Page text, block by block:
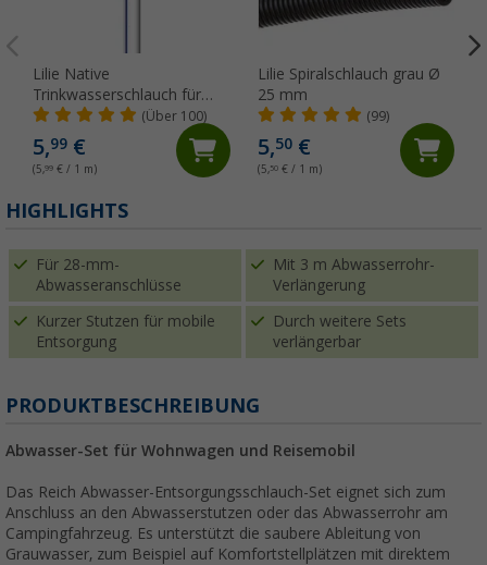
Lilie Native
Trinkwasserschlauch für
Kaltwasser 10x15 mm
(Meterware)
(Über 100)
5,99 €
(5,99 € / 1 m)
Lilie Spiralschlauch grau Ø
25 mm
(99)
5,50€
(5,50€ / 1 m)
HIGHLIGHTS
Für 28-mm-
Abwasseranschlüsse
Mit 3 m Abwasserrohr-
Verlängerung
Kurzer Stutzen für mobile
Entsorgung
Durch weitere Sets
verlängerbar
PRODUKTBESCHREIBUNG
Abwasser-Set für Wohnwagen und Reisemobil
Das Reich Abwasser-Entsorgungsschlauch-Set eignet sich zum
Anschluss an den Abwasserstutzen oder das Abwasserrohr am
Campingfahrzeug. Es unterstützt die saubere Ableitung von
Grauwasser, zum Beispiel auf Komfortstellplätzen mit direktem